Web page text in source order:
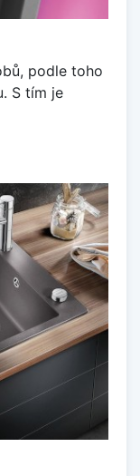
podle toho
S tím je